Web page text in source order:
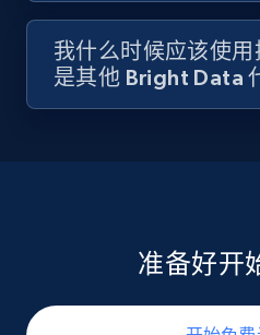
我什么时候应该使
是其他 Bright Data
准备好开